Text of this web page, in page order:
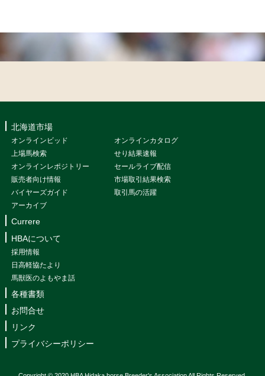
北海道市場
オンラインビッド
オンラインカタログ
上場馬検索
せり結果速報
オンラインレポジトリー
セールライブ配信
販売者向け情報
市場取引結果検索
バイヤーズガイド
取引馬の活躍
アーカイブ
Currere
HBAについて
採用情報
日高軽協たより
馬獣医のよもやま話
各種書類
お問合せ
リンク
プライバシーポリシー